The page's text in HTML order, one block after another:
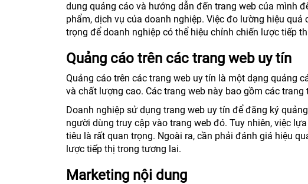
dung quảng cáo và hướng dẫn đến trang web của mình
phẩm, dịch vụ của doanh nghiệp. Việc đo lường hiệu
trọng để doanh nghiệp có thể hiệu chỉnh chiến lược tiếp
Quảng cáo trên các trang web uy tín
Quảng cáo trên các trang web uy tín là một dạng quảng
và chất lượng cao. Các trang web này bao gồm các
Doanh nghiệp sử dụng trang web uy tín để đăng ký
người dùng truy cập vào trang web đó. Tuy nhiên, việc
tiêu là rất quan trọng. Ngoài ra, cần phải đánh giá hiệu
lược tiếp thị trong tương lai.
Marketing nội dung